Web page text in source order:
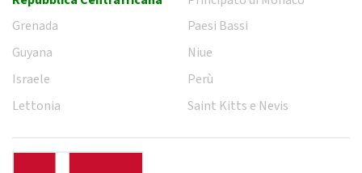
Grenada
Guyana
Israele
Lettonia
Paesi Bassi
Niue
Perù
Saint Kitts e Nevis